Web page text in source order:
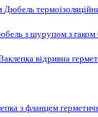
Дюбель
з шурупом з гаком
Заклепка відривна
з фланцем